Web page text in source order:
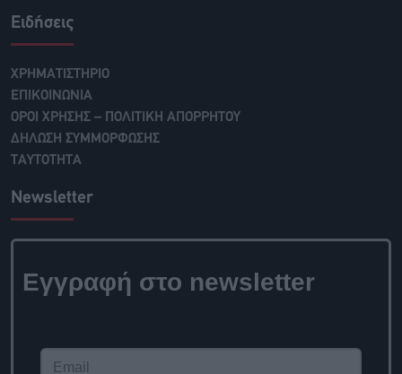
Ειδήσεις
ΧΡΗΜΑΤΙΣΤΗΡΙΟ
ΕΠΙΚΟΙΝΩΝΙΑ
ΟΡΟΙ ΧΡΗΣΗΣ – ΠΟΛΙΤΙΚΗ ΑΠΟΡΡΗΤΟΥ
ΔΗΛΩΣΗ ΣΥΜΜΟΡΦΩΣΗΣ
ΤΑΥΤΟΤΗΤΑ
Newsletter
Εγγραφή στο newsletter